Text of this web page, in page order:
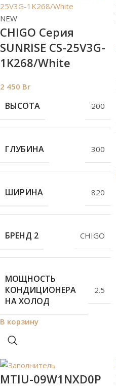
NEW
СHIGO Серия
SUNRISE CS-25V3G-
1K268/White
2 450 Br
ВЫСОТА 200
ГЛУБИНА 300
ШИРИНА 820
БРЕНД 2 СHIGO
МОЩНОСТЬ
КОНДИЦИОНЕРА
НА ХОЛОД
2.5
В корзину
MTIU-09W1NXD0P